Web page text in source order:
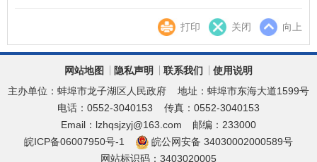
打印 关闭 向上
网站地图 隐私声明 联系我们
使用说明
主办单位：蚌埠市龙子湖区人民政府
地址：蚌埠市东海大道1599号
电话：0552-3040153
传真：0552-3040153
Email：lzhqsjzyj@163.com
邮编：233000
皖ICP备06007950号-1
皖公网安备 34030002000589号
网站标识码：3403020005